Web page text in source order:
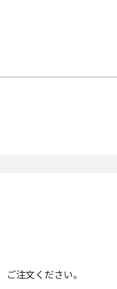
注文ください。